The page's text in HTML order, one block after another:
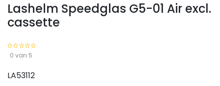
Lashelm Speedglas G5-01 Air excl.
cassette
0 van 5
LA53112